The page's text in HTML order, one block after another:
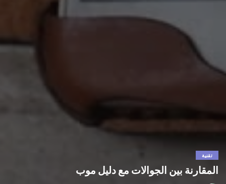
تقنية
المقارنة بين الجوالات مع دليل موب